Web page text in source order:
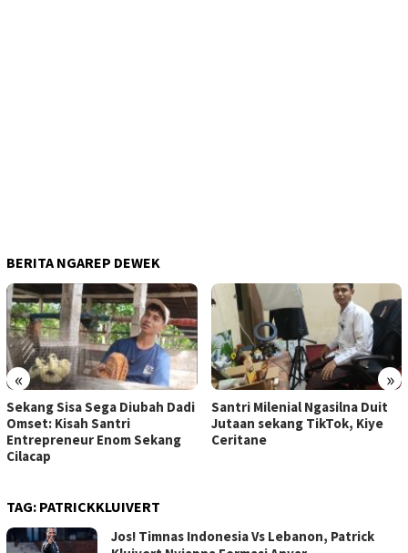
BERITA NGAREP DEWEK
« »
Sekang Sisa Sega Diubah Dadi
Omset: Kisah Santri
Entrepreneur Enom Sekang
Cilacap
Santri Milenial Ngasilna Duit
Jutaan sekang TikTok, Kiye
Ceritane
TAG: PATRICKKLUIVERT
Jos! Timnas Indonesia Vs Lebanon, Patrick